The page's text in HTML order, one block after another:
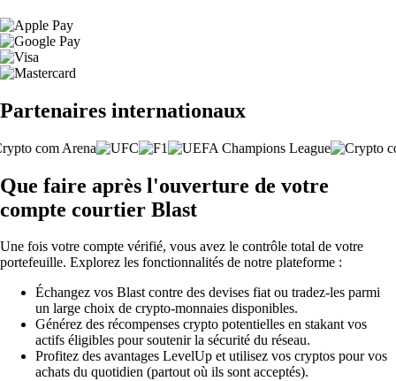
Partenaires internationaux
Que faire après l'ouverture de votre
compte courtier Blast
Une fois votre compte vérifié, vous avez le contrôle total de votre
portefeuille. Explorez les fonctionnalités de notre plateforme :
Échangez vos Blast contre des devises fiat ou tradez-les parmi
un large choix de crypto-monnaies disponibles.
Générez des récompenses crypto potentielles en stakant vos
actifs éligibles pour soutenir la sécurité du réseau.
Profitez des avantages LevelUp et utilisez vos cryptos pour vos
achats du quotidien (partout où ils sont acceptés).